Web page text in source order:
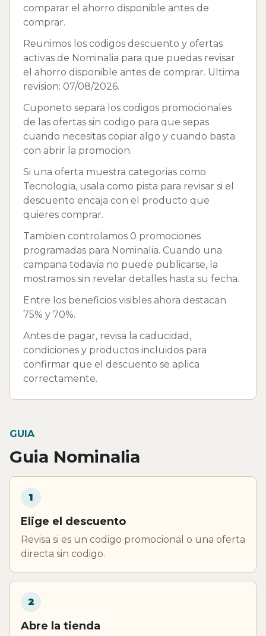
comparar el ahorro disponible antes de
comprar.
Reunimos los codigos descuento y ofertas
activas de Nominalia para que puedas revisar
el ahorro disponible antes de comprar. Ultima
revision: 07/08/2026.
Cuponeto separa los codigos promocionales
de las ofertas sin codigo para que sepas
cuando necesitas copiar algo y cuando basta
con abrir la promocion.
Si una oferta muestra categorias como
Tecnologia, usala como pista para revisar si el
descuento encaja con el producto que
quieres comprar.
Tambien controlamos 0 promociones
programadas para Nominalia. Cuando una
campana todavia no puede publicarse, la
mostramos sin revelar detalles hasta su fecha.
Entre los beneficios visibles ahora destacan
75% y 70%.
Antes de pagar, revisa la caducidad,
condiciones y productos incluidos para
confirmar que el descuento se aplica
correctamente.
GUIA
Guia Nominalia
1
Elige el descuento
Revisa si es un codigo promocional o una oferta
directa sin codigo.
2
Abre la tienda